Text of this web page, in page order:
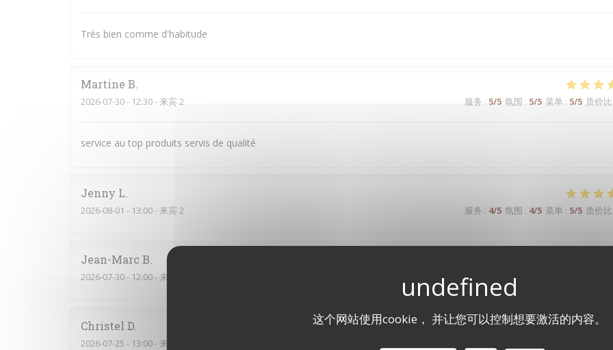
这个网站使用cookie， 并让您可以控制想要激活的内容。
Très bien comme d'habitude
Martine B
2026-07-30- 12:30 - 来宾 2 服务 : 5/5 氛围 : 5/5 菜单 : 5/5 质价比
service au top produits servis de qualité
Jenny L
2026-08-01 - 13:00 - 来宾 2 服务 : 4/5 氛围 : 4/5 菜单 : 5/5 质价比
Jean-Marc B
2026-07-30- 12:00 - 来宾 4 服务 氛围
Christel D
2026-07-25 - 13:00 - 来宾 3